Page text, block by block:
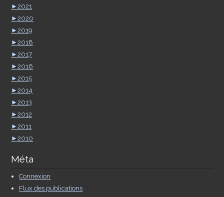
►2021
►2020
►2019
►2018
►2017
►2016
►2015
►2014
►2013
►2012
►2011
►2010
Méta
Connexion
Flux des publications